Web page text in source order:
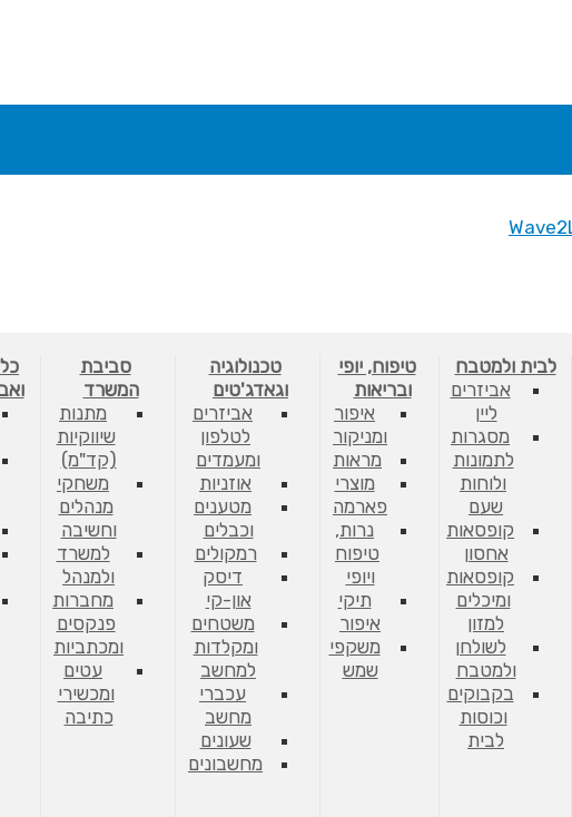
לבית ולמטבח
אביזרים
ליין
מסגרות
לתמונות
ולוחות
שעם
קופסאות
אחסון
קופסאות
ומיכלים
למזון
לשולחן
ולמטבח
בקבוקים
וכוסות
לבית
טיפוח, יופי
ובריאות
איפור
ומניקור
מראות
מוצרי
פארמה
נרות,
טיפוח
ויופי
תיקי
איפור
משקפי
שמש
טכנולוגיה
וגאדג'טים
אביזרים
לטלפון
ומעמדים
אוזניות
מטענים
וכבלים
רמקולים
דיסק
און-קי
משטחים
ומקלדות
למחשב
עכברי
מחשב
שעונים
מחשבונים
סביבת
המשרד
מתנות
שיווקיות
(קד"מ)
משחקי
מנהלים
וחשיבה
למשרד
ולמנהל
מחברות
פנקסים
ומכתביות
עטים
ומכשירי
כתיבה